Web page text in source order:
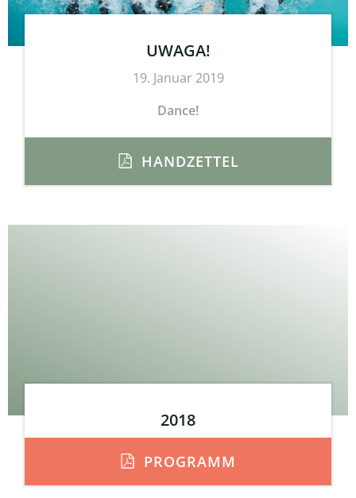
UWAGA!
19. Januar 2019
Dance!
HANDZETTEL
2018
PROGRAMM